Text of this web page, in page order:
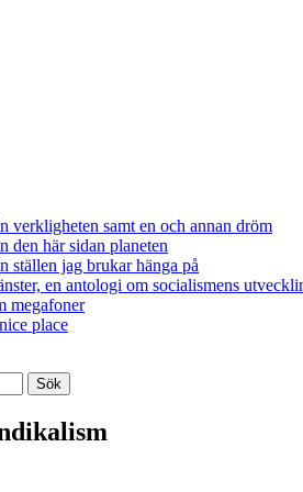
verkligheten samt en och annan dröm
den här sidan planeten
ställen jag brukar hänga på
en antologi om socialismens
megafoner
place